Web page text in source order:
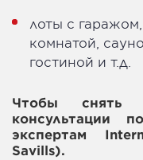
лоты с
комнатой,
гостиной и т.д.
Чтобы снять
консультации
экспертам
Savills).